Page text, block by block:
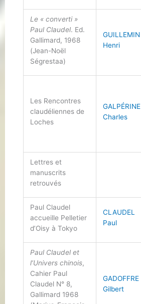
Le « converti »
Paul Claudel. Ed.
Gallimard, 1968
(Jean-Noël
Ségrestaa)
GUILLEMIN
Henri
Les Rencontres
claudéliennes de
Loches
GALPÉRINE
Charles
Lettres et
manuscrits
retrouvés
Paul Claudel
accueille Pelletier
d’Oisy à Tokyo
CLAUDEL
Paul
Paul Claudel et
l’Univers chinois,
Cahier Paul
Claudel N° 8,
Gallimard 1968
GADOFFRE
Gilbert